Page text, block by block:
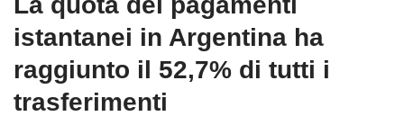
istantanei in Argentina ha
raggiunto il 52,7% di tutti i
trasferimenti